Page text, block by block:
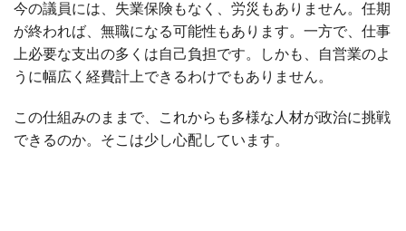
今の議員には、失業保険もなく、労災もありません。任期
が終われば、無職になる可能性もあります。一方で、仕事
上必要な支出の多くは自己負担です。しかも、自営業のよ
うに幅広く経費計上できるわけでもありません。
この仕組みのままで、これからも多様な人材が政治に挑戦
できるのか。そこは少し心配しています。